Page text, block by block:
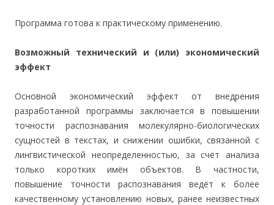
Программа готова к практическому применению.
Возможный технический и (или) экономический
эффект
Основной экономический эффект от внедрения
разработанной программы заключается в повышении
точности распознавания молекулярно-биологических
сущностей в текстах, и снижении ошибки, связанной с
лингвистической неопределенностью, за счёт анализа
только коротких имён объектов. В частности,
повышение точности распознавания ведёт к более
качественному установлению новых, ранее неизвестных